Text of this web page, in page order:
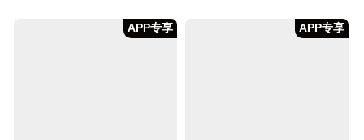
APP专享 APP专享